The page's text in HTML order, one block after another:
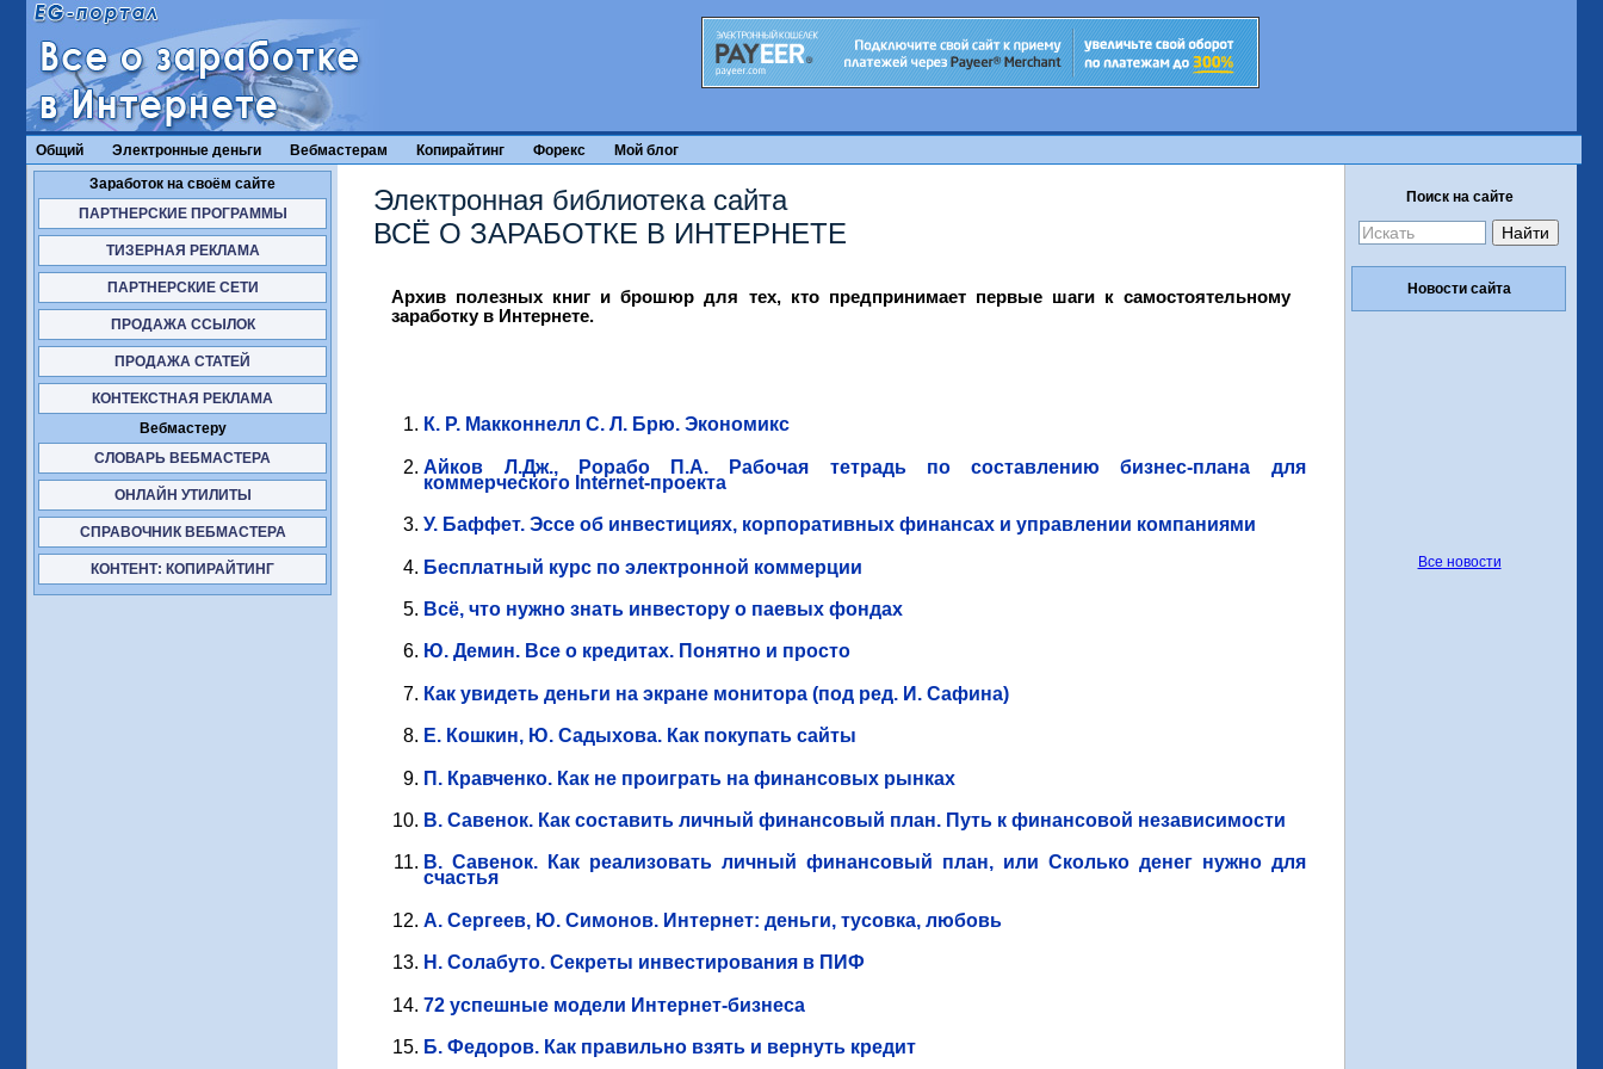
Общий Электронные деньги Вебмастерам Копирайтинг Форекс Мой блог
Заработок на своём сайте
ПАРТНЕРСКИЕ ПРОГРАММЫ
ТИЗЕРНАЯ РЕКЛАМА
ПАРТНЕРСКИЕ СЕТИ
ПРОДАЖА ССЫЛОК
ПРОДАЖА СТАТЕЙ
КОНТЕКСТНАЯ РЕКЛАМА
Вебмастеру
СЛОВАРЬ ВЕБМАСТЕРА
ОНЛАЙН УТИЛИТЫ
СПРАВОЧНИК ВЕБМАСТЕРА
КОНТЕНТ: КОПИРАЙТИНГ
Электронная библиотека сайта
ВСЁ О ЗАРАБОТКЕ В ИНТЕРНЕТЕ
Архив полезных книг и брошюр для тех, кто предпринимает первые шаги к самостоятельному
заработку в Интернете.
К. Р. Макконнелл С. Л. Брю. Экономикс
Айков Л.Дж., Рорабо П.А. Рабочая тетрадь по составлению бизнес-плана для
коммерческого Internet-проекта
У. Баффет. Эссе об инвестициях, корпоративных финансах и управлении компаниями
Бесплатный курс по электронной коммерции
Всё, что нужно знать инвестору о паевых фондах
Ю. Демин. Все о кредитах. Понятно и просто
Как увидеть деньги на экране монитора (под ред. И. Сафина)
Е. Кошкин, Ю. Садыхова. Как покупать сайты
П. Кравченко. Как не проиграть на финансовых рынках
В. Савенок. Как составить личный финансовый план. Путь к финансовой независимости
В. Савенок. Как реализовать личный финансовый план, или Сколько денег нужно для
счастья
А. Сергеев, Ю. Симонов. Интернет: деньги, тусовка, любовь
Н. Солабуто. Секреты инвестирования в ПИФ
72 успешные модели Интернет-бизнеса
Б. Федоров. Как правильно взять и вернуть кредит
Поиск на сайте
Новости сайта
Все новости